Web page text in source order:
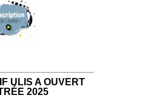
ULIS A OUVERT
2025